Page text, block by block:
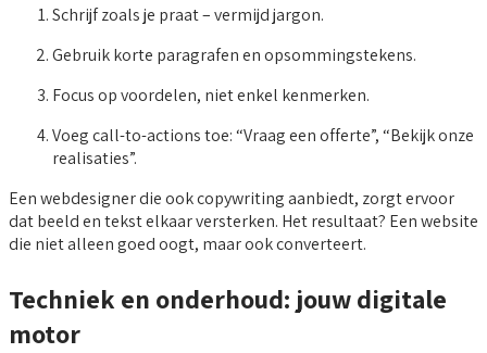
Schrijf zoals je praat – vermijd jargon.
Gebruik korte paragrafen en opsommingstekens.
Focus op voordelen, niet enkel kenmerken.
Voeg call-to-actions toe: “Vraag een offerte”, “Bekijk onze
realisaties”.
Een webdesigner die ook copywriting aanbiedt, zorgt ervoor
dat beeld en tekst elkaar versterken. Het resultaat? Een website
die niet alleen goed oogt, maar ook converteert.
Techniek en onderhoud: jouw digitale
motor